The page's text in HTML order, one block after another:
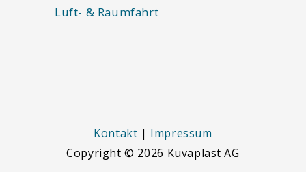
Luft- & Raumfahrt
Kontakt | Impressum
Copyright © 2026 Kuvaplast AG